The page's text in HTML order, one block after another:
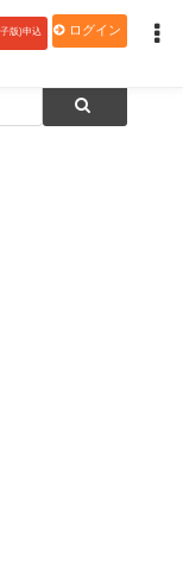
版)申込 ログイン
光施策推進で体制強化へ